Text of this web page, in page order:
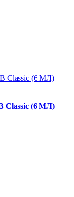
Classic (6 МЛ)